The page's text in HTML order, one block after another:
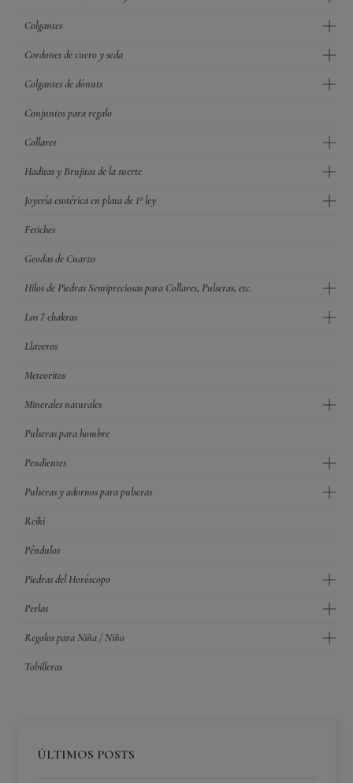
Colgantes
Cordones de cuero y seda
Colgantes de dónuts
Conjuntos para regalo
Collares
Haditas y Brujitas de la suerte
Joyería esotérica en plata de 1ª ley
Fetiches
Geodas de Cuarzo
Hilos de Piedras Semipreciosas para Collares, Pulseras, etc.
Los 7 chakras
Llaveros
Meteoritos
Minerales naturales
Pulseras para hombre
Pendientes
Pulseras y adornos para pulseras
Reiki
Péndulos
Piedras del Horóscopo
Perlas
Regalos para Niña / Niño
Tobilleras
ÚLTIMOS POSTS